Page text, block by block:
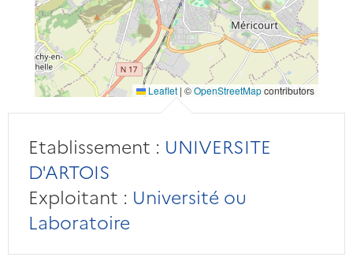
Leaflet | ©OpenStreetMapcontributors
Etablissement : UNIVERSITE
D'ARTOIS
Exploitant : Université ou
Laboratoire